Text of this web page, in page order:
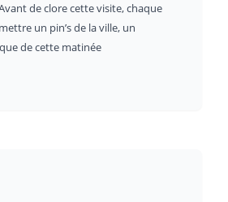
de clore cette visite, chaque
un pin’s de la ville, un
de cette matinée